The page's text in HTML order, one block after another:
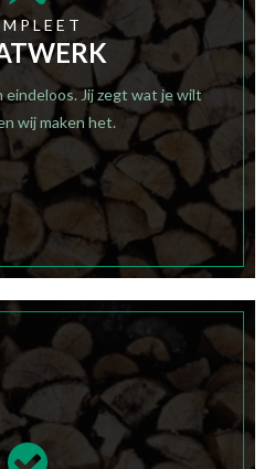
eindeloos. Jij zegt wat je wilt
wij maken het.